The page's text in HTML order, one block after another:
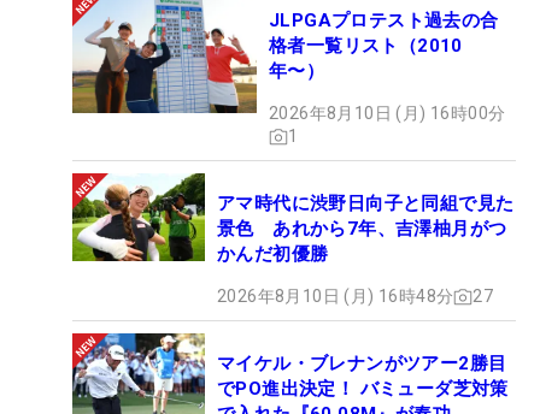
JLPGAプロテスト過去の合
格者一覧リスト（2010
年〜）
2026年8月10日 (月) 16時00分
1
アマ時代に渋野日向子と同組で見た
景色 あれから7年、吉澤柚月がつ
かんだ初優勝
2026年8月10日 (月) 16時48分 27
マイケル・ブレナンがツアー2勝目
でPO進出決定！ バミューダ芝対策